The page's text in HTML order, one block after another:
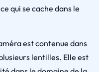
qui se cache dans le
est contenue dans
lentilles. Elle est